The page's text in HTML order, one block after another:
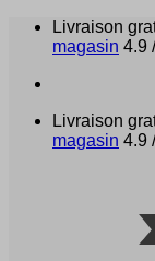
PasserLivraison
magasin 4.9
Livraison
magasin 4.9